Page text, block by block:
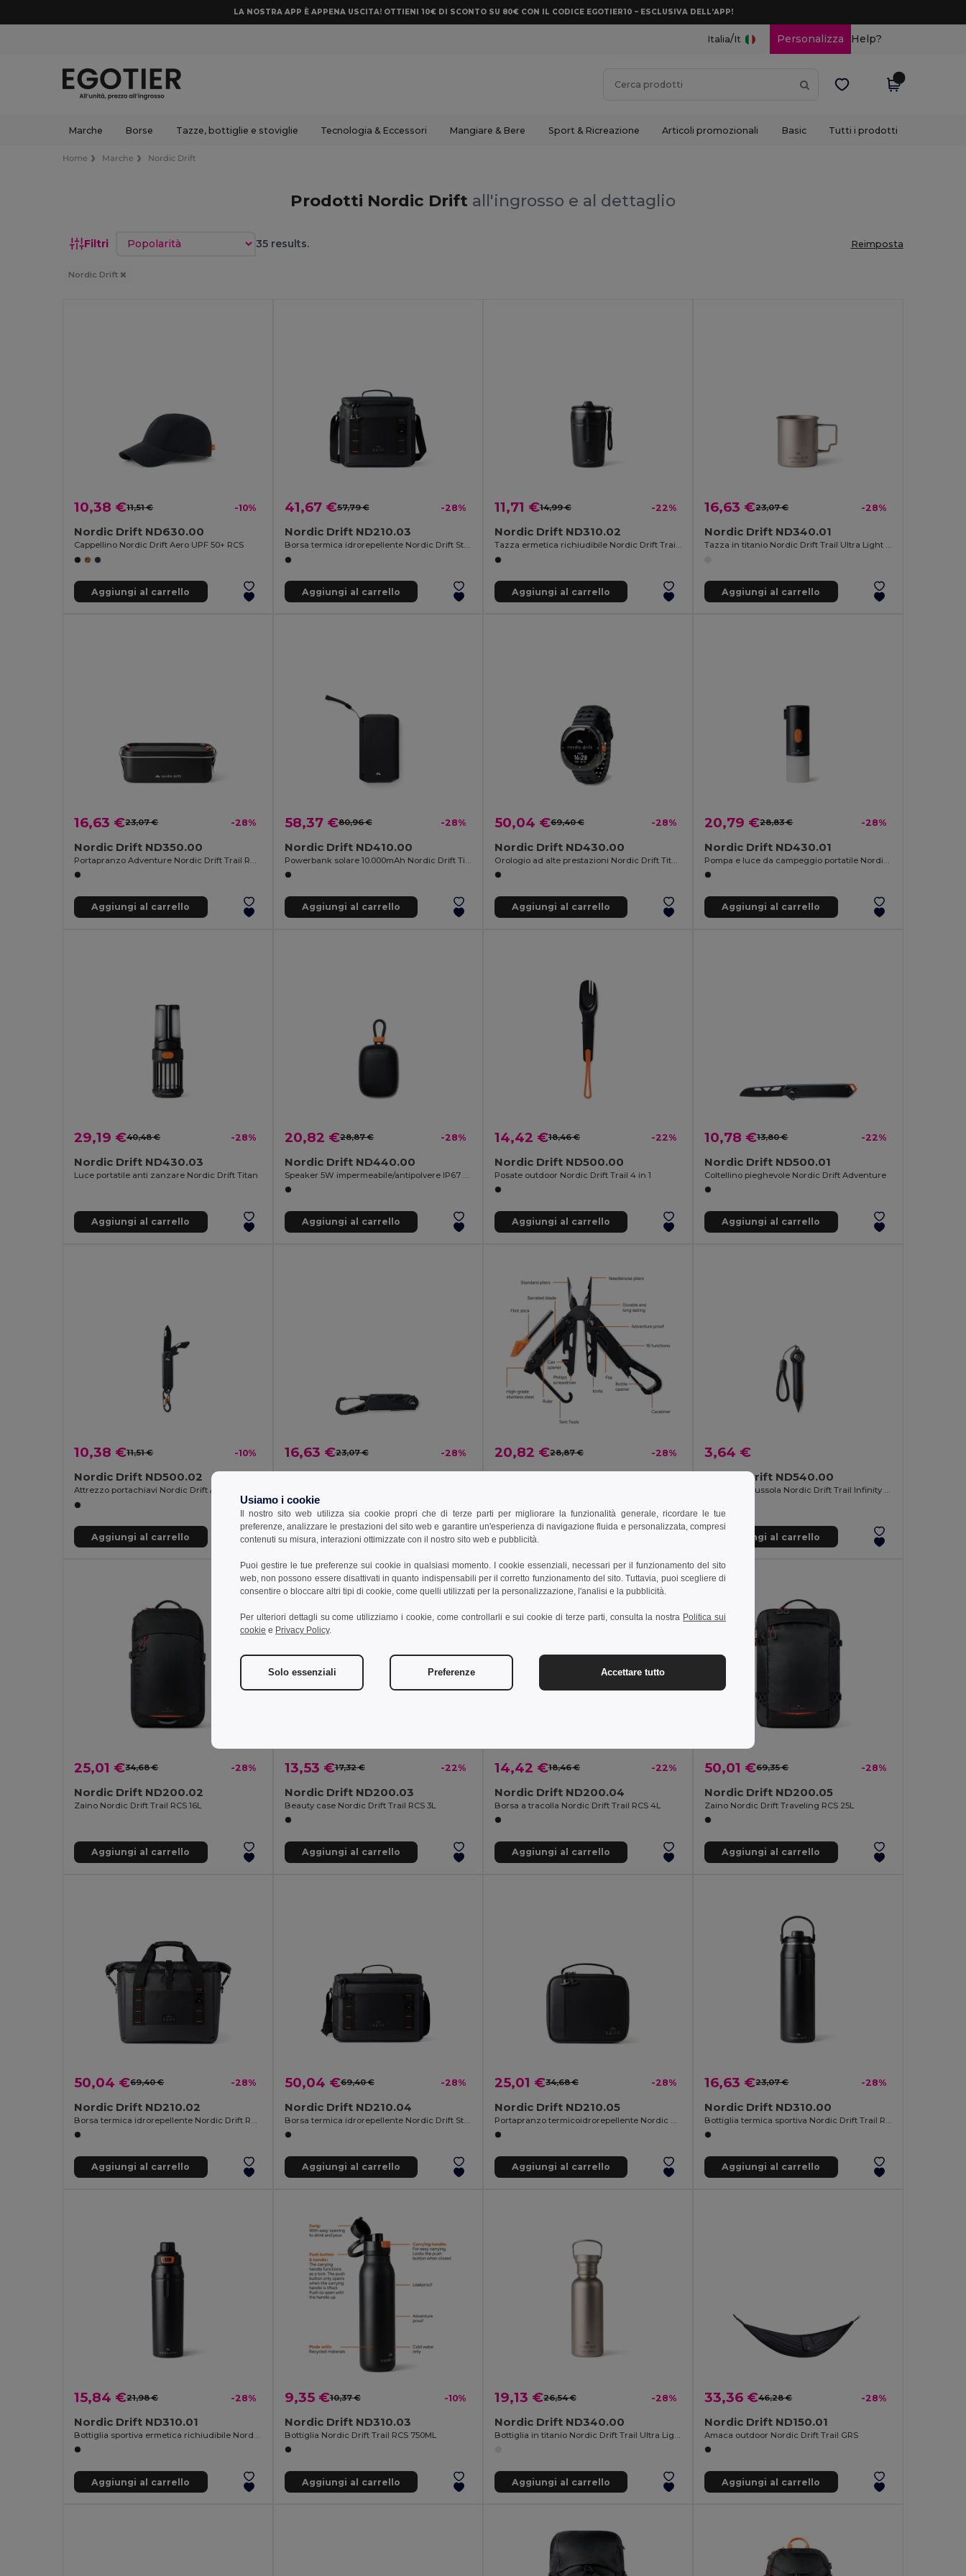
LA NOSTRA APP È APPENA USCITA! OTTIENI 10€ DI SCONTO SU 80€ CON IL CODICE EGOTIER10 – ESCLUSIVA DELL’APP!
Italia/It Personalizza Help?
Marche Borse Tazze, bottiglie e stoviglie Tecnologia & Eccessori Mangiare & Bere Sport & Ricreazione Articoli promozionali Basic Tutti i prodotti
Home Marche Nordic Drift
Prodotti Nordic Drift all'ingrosso e al dettaglio
Filtri Ordina per 35 results. Reimposta
Nordic Drift
10,38 €11,51 € -10%
Nordic Drift ND630.00
Cappellino Nordic Drift Aero UPF 50+ RCS
Aggiungi al carrello
41,67 €57,79 € -28%
Nordic Drift ND210.03
Borsa termica idrorepellente Nordic Drift Storm RCS 10L
Aggiungi al carrello
11,71 €14,99 € -22%
Nordic Drift ND310.02
Tazza ermetica richiudibile Nordic Drift Trail RCS 350ML
Aggiungi al carrello
16,63 €23,07 € -28%
Nordic Drift ND340.01
Tazza in titanio Nordic Drift Trail Ultra Light 450ML
Aggiungi al carrello
16,63 €23,07 € -28%
Nordic Drift ND350.00
Aggiungi al carrello
58,37 €80,96 € -28%
Nordic Drift ND410.00
Aggiungi al carrello
50,04 €69,40 € -28%
Nordic Drift ND430.00
Orologio ad alte prestazioni Nordic Drift Titan
Aggiungi al carrello
20,79 €28,83 € -28%
Nordic Drift ND430.01
Aggiungi al carrello
29,19 €40,48 € -28%
Nordic Drift ND430.03
Luce portatile anti zanzare Nordic Drift Titan
Aggiungi al carrello
20,82 €28,87 € -28%
Nordic Drift ND440.00
Speaker 5W impermeabile/antipolvere IP67 Nordic Drift Titan
Aggiungi al carrello
14,42 €18,46 € -22%
Nordic Drift ND500.00
Posate outdoor Nordic Drift Trail 4 in 1
Aggiungi al carrello
10,78 €13,80 € -22%
Nordic Drift ND500.01
Coltellino pieghevole Nordic Drift Adventure
Aggiungi al carrello
10,38 €11,51 € -10%
Nordic Drift ND500.02
Attrezzo portachiavi Nordic Drift Adventure
Aggiungi al carrello
16,63 €23,07 € -28%
Aggiungi al carrello
20,82 €28,87 € -28%
Aggiungi al carrello
3,64 €
Nordic Drift ND540.00
Matita con bussola Nordic Drift Trail Infinity RCS
Aggiungi al carrello
25,01 €34,68 € -28%
Nordic Drift ND200.02
Zaino Nordic Drift Trail RCS 16L
Aggiungi al carrello
13,53 €17,32 € -22%
Nordic Drift ND200.03
Beauty case Nordic Drift Trail RCS 3L
Aggiungi al carrello
14,42 €18,46 € -22%
Nordic Drift ND200.04
Borsa a tracolla Nordic Drift Trail RCS 4L
Aggiungi al carrello
50,01 €69,35 € -28%
Nordic Drift ND200.05
Zaino Nordic Drift Traveling RCS 25L
Aggiungi al carrello
50,04 €69,40 € -28%
Nordic Drift ND210.02
Borsa termica idrorepellente Nordic Drift RCS 22L
Aggiungi al carrello
50,04 €69,40 € -28%
Nordic Drift ND210.04
Borsa termica idrorepellente Nordic Drift Storm RCS 20L
Aggiungi al carrello
25,01 €34,68 € -28%
Nordic Drift ND210.05
Portapranzo termicoidrorepellente Nordic Drift Storm RCS
Aggiungi al carrello
16,63 €23,07 € -28%
Nordic Drift ND310.00
Bottiglia termica sportiva Nordic Drift Trail RCS 940ML
Aggiungi al carrello
15,84 €21,98 € -28%
Nordic Drift ND310.01
Bottiglia sportiva ermetica richiudibile Nordic Drift Trail
Aggiungi al carrello
9,35 €10,37 € -10%
Nordic Drift ND310.03
Bottiglia Nordic Drift Trail RCS 750ML
Aggiungi al carrello
19,13 €26,54 € -28%
Nordic Drift ND340.00
Bottiglia in titanio Nordic Drift Trail Ultra Light 600ML
Aggiungi al carrello
33,36 €46,28 € -28%
Nordic Drift ND150.01
Amaca outdoor Nordic Drift Trail GRS
Aggiungi al carrello
Usiamo i cookie
Il nostro sito web utilizza sia cookie propri che di terze parti per migliorare la funzionalità generale, ricordare le tue
preferenze, analizzare le prestazioni del sito web e garantire un'esperienza di navigazione fluida e personalizzata, compresi
contenuti su misura, interazioni ottimizzate con il nostro sito web e pubblicità.
Puoi gestire le tue preferenze sui cookie in qualsiasi momento. I cookie essenziali, necessari per il funzionamento del sito
web, non possono essere disattivati in quanto indispensabili per il corretto funzionamento del sito. Tuttavia, puoi scegliere di
consentire o bloccare altri tipi di cookie, come quelli utilizzati per la personalizzazione, l'analisi e la pubblicità.
Per ulteriori dettagli su come utilizziamo i cookie, come controllarli e sui cookie di terze parti, consulta la nostra Politica sui
cookie e Privacy Policy.
Solo essenziali Preferenze Accettare tutto